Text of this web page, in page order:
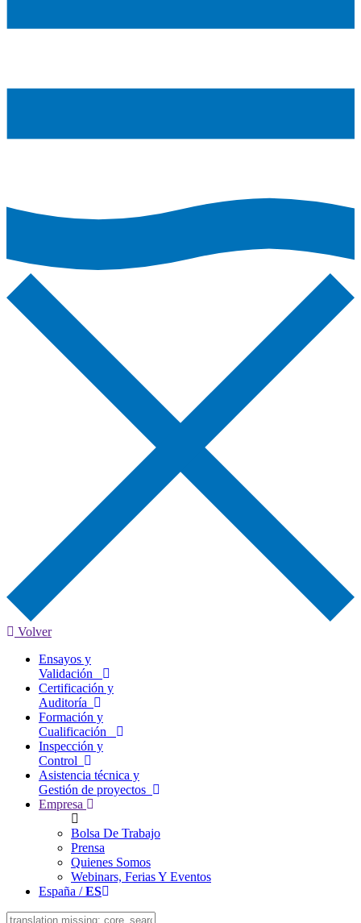
Volver
Ensayos y
Validación
Certificación y
Auditoría
Formación y
Cualificación
Inspección y
Control
Asistencia técnica y
Gestión de proyectos
Empresa
Bolsa De Trabajo
Prensa
Quienes Somos
Webinars, Ferias Y Eventos
España /ES